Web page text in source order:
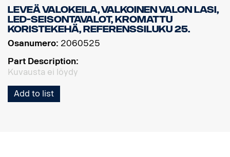
Leveä valokeila, valkoinen valon lasi,
LED-seisontavalot, kromattu
koristekehä, referenssiluku 25.
Osanumero: 2060525
Part Description:
Kuvausta ei löydy
Add to list